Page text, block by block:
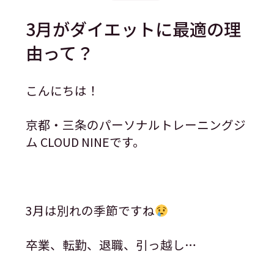
3月がダイエットに最適の理
由って？
こんにちは！
京都・三条のパーソナルトレーニングジ
ム CLOUD NINEです。
3月は別れの季節ですね
卒業、転勤、退職、引っ越し…